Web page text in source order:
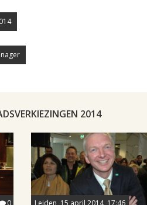
2014
0 Leiden, 15 april 2014, 17:46